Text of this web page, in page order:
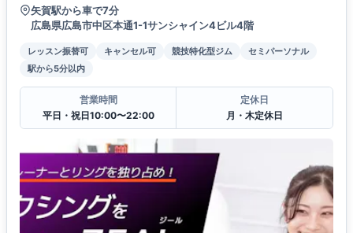
矢賀駅から車で7分
広島県広島市中区本通1-1サンシャイン4ビル4階
レッスン振替可 キャンセル可 競技特化型ジム
セミパーソナル
駅から5分以内
営業時間
平日・祝日10:00〜22:00
定休日
月・木定休日